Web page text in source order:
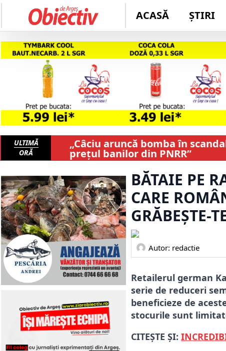
ACASĂ ȘTIRI
ULTIMĂ
ORĂ
„Câciu aruncă bomba în
prețul banilor din PNRR”
BĂTAIE PE
CARE
GRĂBEȘTE-
Autor: redactie
Retailerul german
serie de reduceri
beneficieze de
stocurile sunt
CITEȘTE ȘI: